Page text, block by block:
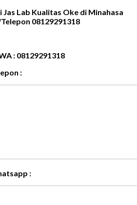
Lab Kualitas Oke di Minahasa
08129291318
: 08129291318
:
: